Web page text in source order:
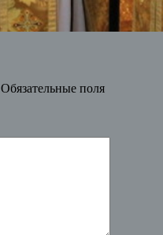
Обязательные поля